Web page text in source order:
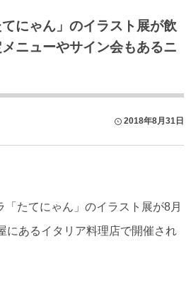
にゃん」のイラスト展が飲
ニューやサイン会もあるニ
2018年8月31日
たてにゃん」のイラスト展が8月
にあるイタリア料理店で開催され